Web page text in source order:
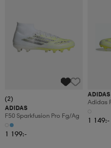
(2)
ADIDAS
F50 Sparkfusion Pro Fg/ag
1 199:-
ADIDAS
Adidas
Artificial
1 149:-